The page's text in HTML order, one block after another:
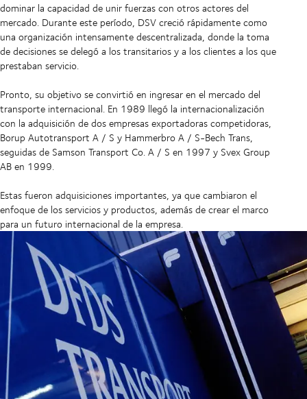
dominar la capacidad de unir fuerzas con otros actores del
mercado. Durante este período, DSV creció rápidamente como
una organización intensamente descentralizada, donde la toma
de decisiones se delegó a los transitarios y a los clientes a los que
prestaban servicio.
Pronto, su objetivo se convirtió en ingresar en el mercado del
transporte internacional. En 1989 llegó la internacionalización
con la adquisición de dos empresas exportadoras competidoras,
Borup Autotransport A / S y Hammerbro A / S-Bech Trans,
seguidas de Samson Transport Co. A / S en 1997 y Svex Group
AB en 1999.
Estas fueron adquisiciones importantes, ya que cambiaron el
enfoque de los servicios y productos, además de crear el marco
para un futuro internacional de la empresa.